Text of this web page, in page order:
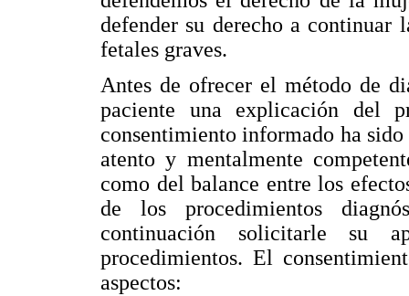
defender su derecho a continuar
fetales graves.
Antes de ofrecer el método de
paciente una explicación del
consentimiento informado ha
atento y mentalmente
como del balance entre los
de los procedimientos
continuación solicitarle su
procedimientos. El
aspectos: